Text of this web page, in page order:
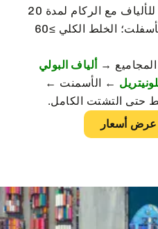
الخلط الجاف للألياف مع الركام لمدة 20
ثانية تقريبًا، ثم إضافة الأسفلت؛ الخلط الكلي ≥60
المجاميع → ألياف البولي
← الأسمنت ←
حتى التشتت الكامل.
أسعار